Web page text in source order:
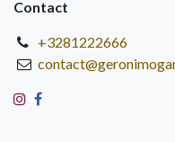
Contact
+3281222666